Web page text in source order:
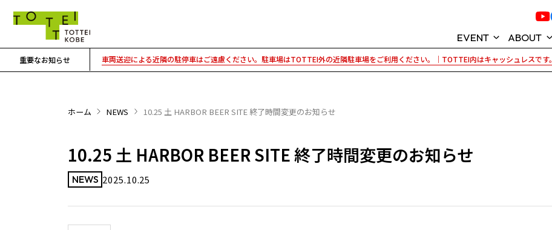
EVENT ABOUT
重要なお知らせ 車両送迎による近隣の駐停車はご遠慮ください。駐車場はTOTTEI外の近隣駐車場をご利用ください。｜TOTTEI内はキャッシュレスです。
ホーム NEWS 10.25 土 HARBOR BEER SITE 終了時間変更のお知らせ
10.25 土 HARBOR BEER SITE 終了時間変更のお知らせ
NEWS 2025.10.25